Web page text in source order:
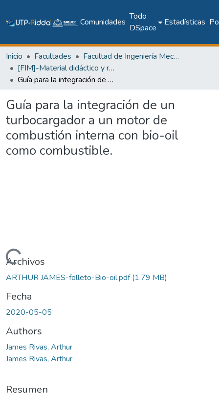
Comunidades
Todo
DSpace
Estadísticas
Inicio Facultades
Facultad de Ingeniería Mecánica
[FIM]-Material didáctico y recursos de aprendizaje
Guía para la integración de un turbocargador a un motor de combustión interna con bio-oil como combustible.
Guía para la integración de un
turbocargador a un motor de
combustión interna con bio-oil
como combustible.
Archivos
ARTHUR JAMES-folleto-Bio-oil.pdf(1.79 MB)
Fecha
2020-05-05
Authors
James Rivas, Arthur
James Rivas, Arthur
Resumen